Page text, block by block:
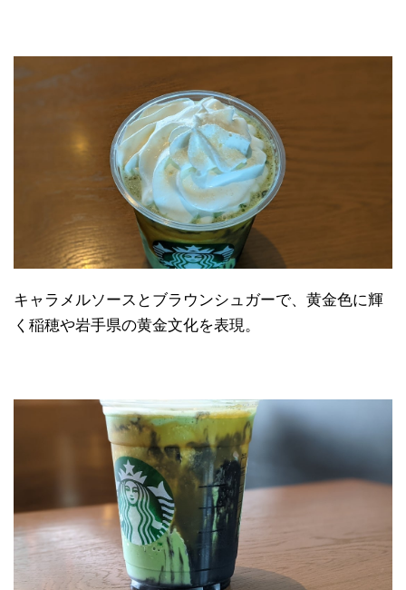
キャラメルソースとブラウンシュガーで、黄金色に輝
く稲穂や岩手県の黄金文化を表現。